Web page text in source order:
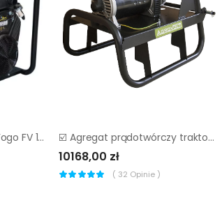
Agregat prądotwórczy Fogo FV 17001 TRE ☑️ Agregat prądotwórczy traktorowy Agrovolt AV 27 R (AVR)
10168,00 zł
( 32 Opinie )